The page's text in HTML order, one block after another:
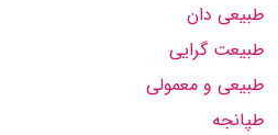
طبیعی دان
طبیعت گرایی
طبیعی و معمولی
طپانجه